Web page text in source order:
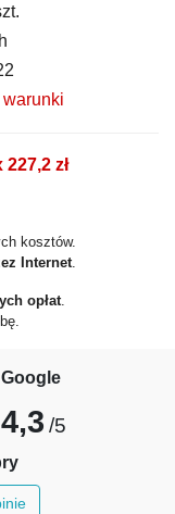
227,2 zł
kosztów.
Internet
opłat
4,3 /5